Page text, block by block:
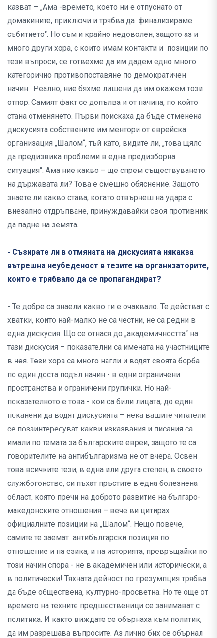
казват – „Ама -времето, което ни е отпуснато от
домакините, приключи и трябва да финализираме
събитието“. Но съм и крайно недоволен, защото аз и
много други хора, с които имам контакти и позиции по
тези въпроси, се готвехме да им дадем едно много
категорично противопоставяне по демократичен
начин. Реално, ние бяхме лишени да им окажем този
отпор. Самият факт се допълва и от начина, по който
стана отменянето. Първи поискаха да бъде отменена
дискусията собствените им ментори от еврейска
организация „Шалом“, тъй като, видите ли, „това щяло
да предизвика проблеми в една предизборна
ситуация“. Ама ние какво – ще спрем съществуването
на държавата ли? Това е смешно обяснение. Защото
знаете ли какво става, когато отвърнеш на удара с
внезапно отдръпване, принуждавайки своя противник
да падне на земята.
- Съзирате ли в отмяната на дискусията някаква
вътрешна неубеденост в тезите на организаторите,
които е трябвало да се пропагандират?
- Те добре са знаели какво ги е очаквало. Те действат с
хватки, които най-малко не са честни, не са редни в
една дискусия. Що се отнася до „академичността“ на
тази дискусия – показателни са имената на участниците
в нея. Тези хора са много нагли и водят своята борба
по един доста подъл начин - в едни ограничени
пространства и ограничени групички. Но най-
показателното е това - кои са били лицата, до един
поканени да водят дискусията – нека вашите читатели
се позаинтересуват какви изказвания и писания са
имали по темата за българските евреи, защото те са
говорителите на антибългаризма не от вчера. Освен
това всичките тези, в една или друга степен, в своето
службогонство, си пъхат пръстите в една болезнена
област, която пречи на доброто развитие на българо-
македонските отношения – вече ви цитирах
официалните позиции на „Шалом“. Нещо повече,
самите те заемат антибългарски позиция по
отношение и на езика, и на историята, превръщайки по
този начин спора - не в академичен или исторически, а
в политически! Тяхната дейност по презумпция трябва
да бъде обществена, културно-просветна. Но те още от
времето на техните предшественици се занимават с
политика. И както виждате се обърнаха към политик,
да им разрешава въпросите. Аз лично бих се обърнал